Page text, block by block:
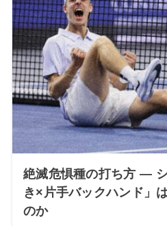
絶滅危惧種の打ち方 ―
き×片手バックハンド」
のか